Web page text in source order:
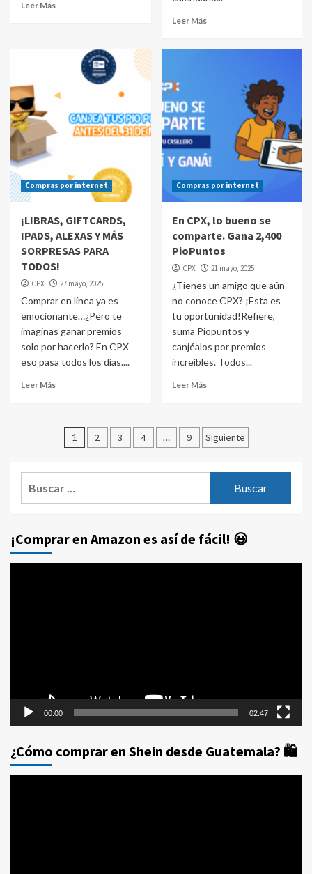
Leer Más
Leer Más
Compras por internet
¡LIBRAS, GIFTCARDS,
IPADS, ALEXAS Y MÁS
SORPRESAS PARA
TODOS!
CPX 27 mayo, 2025
Comprar en línea ya es
emocionante…¿Pero te
imaginas ganar premios
solo por hacerlo? En CPX
eso pasa todos los días....
Leer Más
Compras por internet
En CPX, lo bueno se
comparte. Gana 2,400
PioPuntos
CPX 21 mayo, 2025
¿Tienes un amigo que aún
no conoce CPX? ¡Esta es
tu oportunidad!Refiere,
suma Piopuntos y
canjéalos por premios
increíbles. Todos...
Leer Más
Paginación
entradas
1 2 3 4 … 9 Siguiente
¡Comprar en Amazon es así de fácil! 😃
00:00 02:47
¿Cómo comprar en Shein desde Guatemala? 🛍️